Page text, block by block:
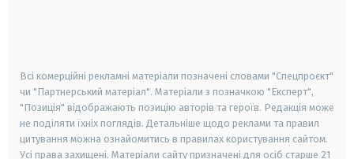
Всі комерційні рекламні матеріали позначені словами "Спецпроєкт"
чи "Партнерський матеріал". Матеріали з позначкою "Експерт",
"Позиція" відображають позицію авторів та героїв. Редакція може
не поділяти їхніх поглядів. Детальніше щодо реклами та правил
цитування можна ознайомитись в правилах користування сайтом.
Усі права захищені. Матеріали сайту призначені для осіб старше 21